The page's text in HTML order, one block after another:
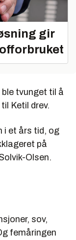
gir
tvunget til å
Ketil drev.
i et års tid, og
på
Olsen.
sov,
femåringen